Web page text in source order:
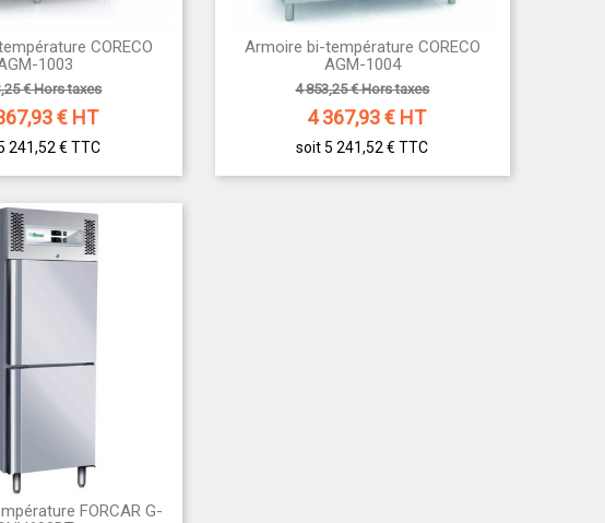
Aperçu rapideCORECO
1003
€ Hors taxes
€ HT
241,52 €TTC
 Aperçu rapide
Armoire bi-température CORECO
AGM-1004
4 853,25 € Hors taxes
4 367,93€ HT
soit 5 241,52 €TTC
FORCAR G-